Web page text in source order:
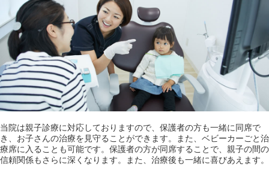
当院は親子診療に対応しておりますので、保護者の方も一緒に同席で
き、お子さんの治療を見守ることができます。また、ベビーカーごと治
療席に入ることも可能です。保護者の方が同席することで、親子の間の
信頼関係もさらに深くなります。また、治療後も一緒に喜びあえます。